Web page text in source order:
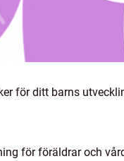
för ditt barns
för föräldrar och